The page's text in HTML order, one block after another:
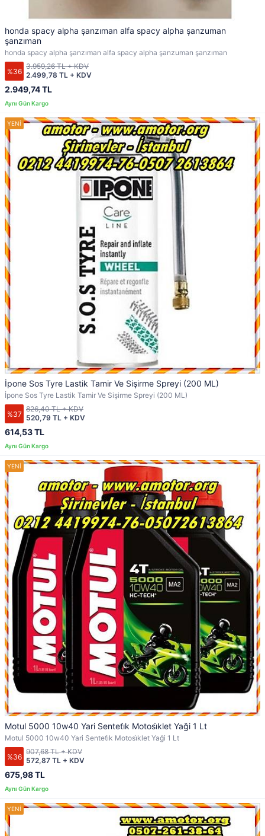
honda spacy alpha şanzıman alfa spacy alpha şanzuman
şanzıman
honda spacy alpha şanzıman alfa spacy alpha şanzuman şanzıman
%36
2.949,74 TL
2.499,78 TL + KDV
3.959,26 TL + KDV
İpone Sos Tyre Lastik Tamir Ve Sişirme Spreyi (200 ML)
İpone Sos Tyre Lastik Tamir Ve Sişirme Spreyi (200 ML)
%37
614,53 TL
520,79 TL + KDV
826,40 TL + KDV
Motul 5000 10w40 Yari Senteti̇k Motosi̇klet Yaği 1 Lt
Motul 5000 10w40 Yari Senteti̇k Motosi̇klet Yaği 1 Lt
%36
675,98 TL
572,87 TL + KDV
907,68 TL + KDV